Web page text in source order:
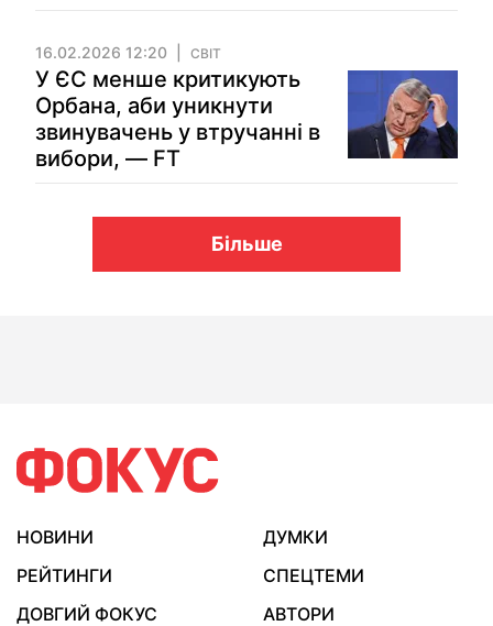
16.02.2026 12:20 СВІТ
У ЄС менше критикують
Орбана, аби уникнути
звинувачень у втручанні в
вибори, — FT
Більше
НОВИНИ
ДУМКИ
РЕЙТИНГИ
СПЕЦТЕМИ
ДОВГИЙ ФОКУС
АВТОРИ